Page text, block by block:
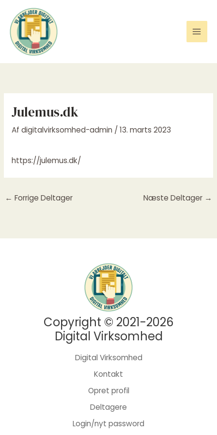
indholdet
Julemus.dk
Af digitalvirksomhed-admin / 13. marts 2023
https://julemus.dk/
← Forrige Deltager Næste Deltager →
Copyright © 2021-2026
Digital Virksomhed
Digital Virksomhed
Kontakt
Opret profil
Deltagere
Login/nyt password